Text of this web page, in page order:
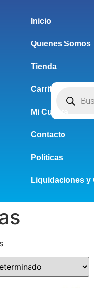
Inicio
Quienes Somos
Tienda
Carrito
Mi Cuenta
Contacto
Políticas
Liquidaciones y